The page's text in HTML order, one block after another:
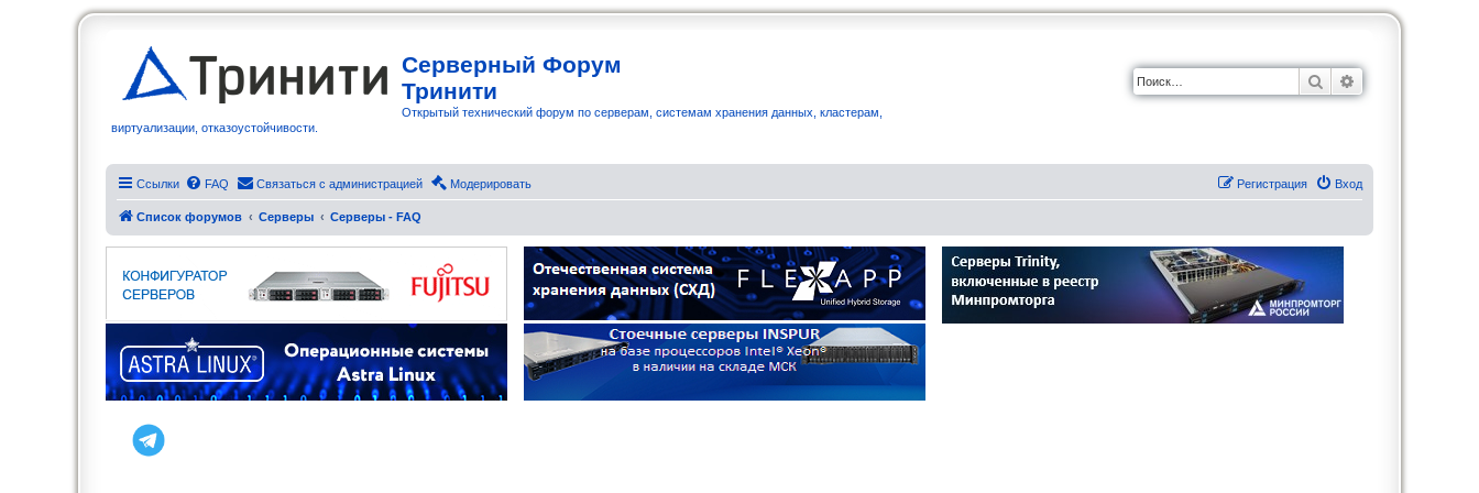
Серверный Форум
Тринити
Открытый технический форум по серверам, системам хранения данных, кластерам,
виртуализации, отказоустойчивости.
Поиск
Ссылки FAQ Связаться с администрацией Модерировать Вход
Регистрация
Список форумов Серверы Серверы - FAQ